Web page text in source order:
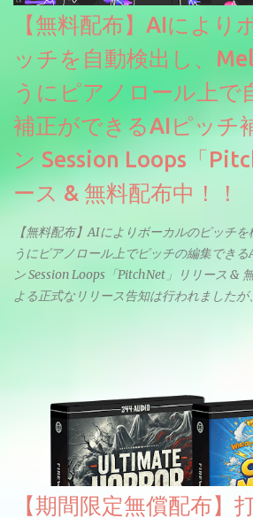
【無料配布】AIにより
ッチを自動検出し、
うにピアノロール上で
補正ができるAIピッチ
ン Session Loops「
ース & 無料配布中！！
【無料配布】AIによりボーカルのピッチ
うにピアノロール上でピッチの編集でき
ン Session Loops「PitchNet」リリース &
よる正式なリリース告知は行われました
のあるDrumNetのメーカーです。調べた
ソースを元に設計・改良した製品のようで
【期間限定無償配布】